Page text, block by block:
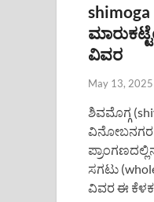
ವಿವರ
May 13, 2025
ಶಿವಮೊಗ್ಗ
ವಿನೋಬನಗರ
ಸಗಟು
ವಿವರ ಈ